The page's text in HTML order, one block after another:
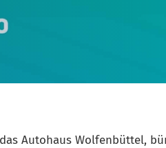
Autohaus Wolfenbüttel,